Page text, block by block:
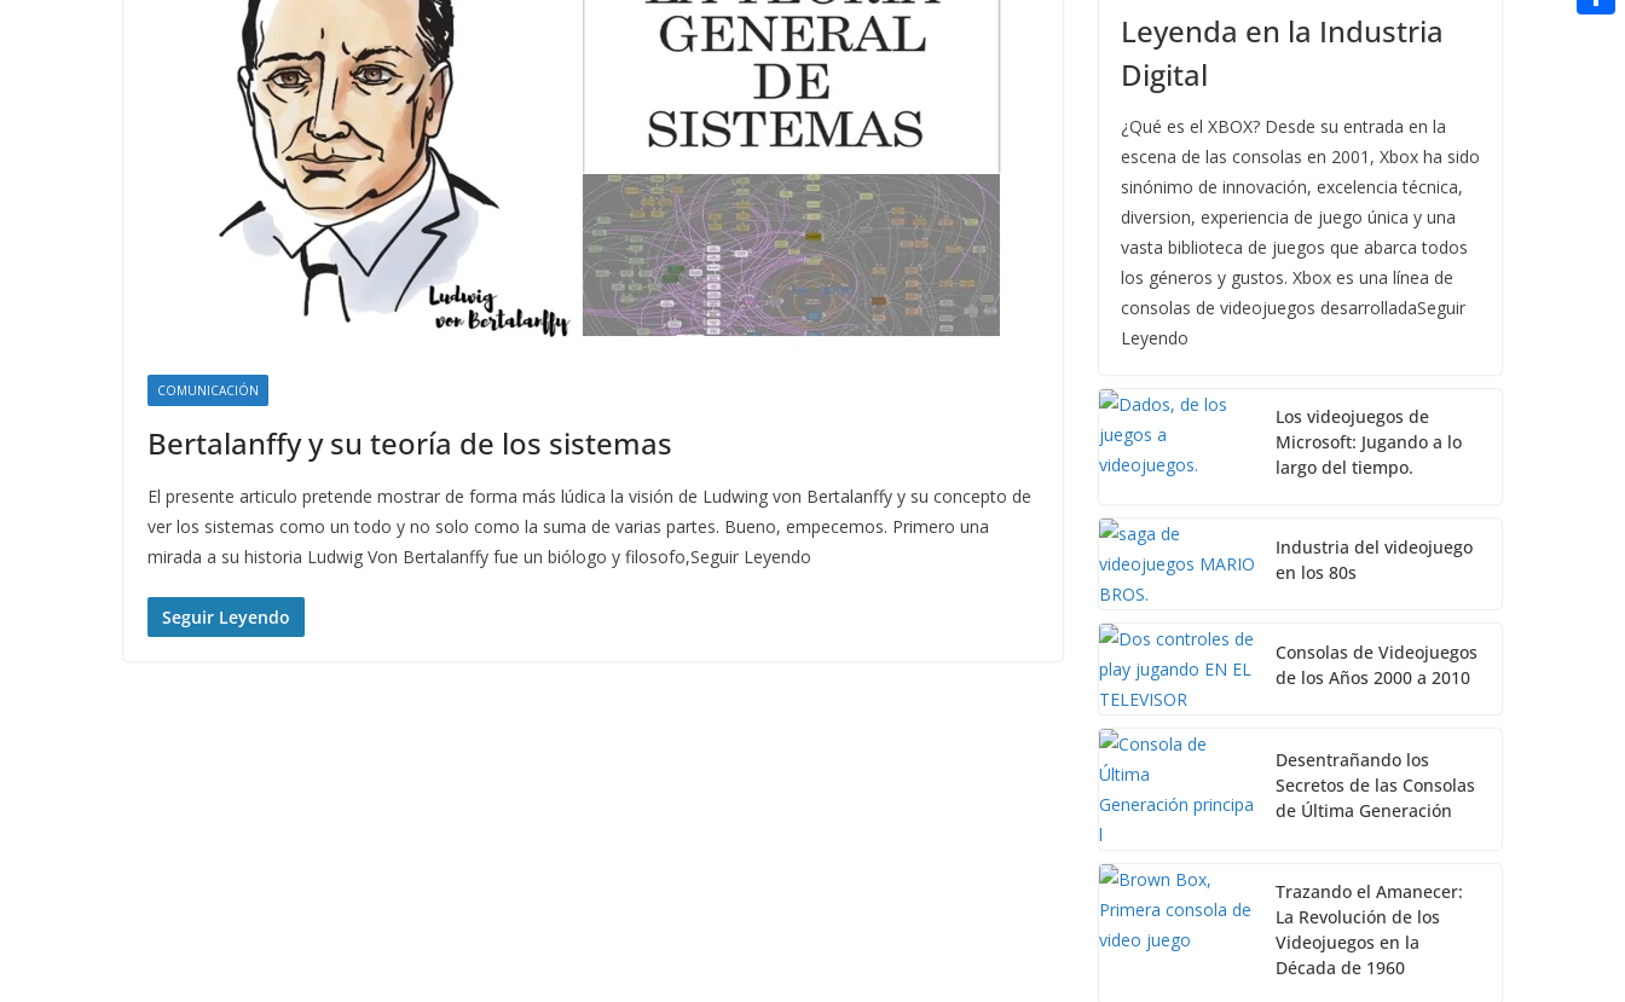
COMUNICACIÓN
Bertalanffy y su teoría de los sistemas
El presente articulo pretende mostrar de forma más lúdica la visión de Ludwing von Bertalanffy y su concepto de
ver los sistemas como un todo y no solo como la suma de varias partes. Bueno, empecemos. Primero una
mirada a su historia Ludwig Von Bertalanffy fue un biólogo y filosofo,Seguir Leyendo
Seguir Leyendo
Leyenda en la Industria
Digital
¿Qué es el XBOX? Desde su entrada en la
escena de las consolas en 2001, Xbox ha sido
sinónimo de innovación, excelencia técnica,
diversion, experiencia de juego única y una
vasta biblioteca de juegos que abarca todos
los géneros y gustos. Xbox es una línea de
consolas de videojuegos desarrolladaSeguir
Leyendo
Los videojuegos de
Microsoft: Jugando a lo
largo del tiempo.
Industria del videojuego
en los 80s
Consolas de Videojuegos
de los Años 2000 a 2010
Desentrañando los
Secretos de las Consolas
de Última Generación
Trazando el Amanecer:
La Revolución de los
Videojuegos en la
Década de 1960
n
a